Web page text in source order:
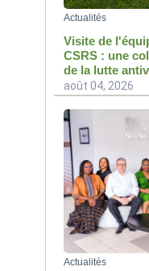
Actualités
Visite de
CSRS : une
de la lutte
août 04, 2026
Actualités